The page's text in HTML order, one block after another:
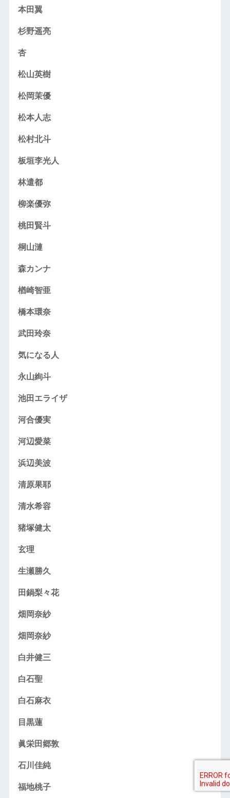
本田翼
杉野遥亮
杏
松山英樹
松岡茉優
松本人志
松村北斗
板垣李光人
林遣都
柳楽優弥
桃田賢斗
桐山漣
森カンナ
楢崎智亜
橋本環奈
武田玲奈
気になる人
永山絢斗
池田エライザ
河合優実
河辺愛菜
浜辺美波
清原果耶
清水希容
猪塚健太
玄理
生瀬勝久
田鍋梨々花
畑岡奈紗
畑岡奈紗
白井健三
白石聖
白石麻衣
目黒蓮
眞栄田郷敦
石川佳純
福地桃子